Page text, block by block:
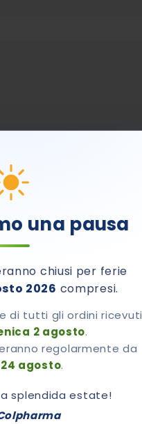
una pausa
chiusi per ferie
2026 compresi.
di tutti gli ordini ricevuti
2 agosto.
regolarmente da
agosto.
splendida estate!